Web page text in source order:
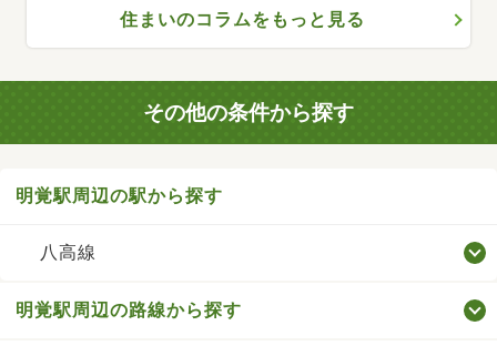
住まいのコラムをもっと見る
その他の条件から探す
明覚駅周辺の駅から探す
八高線
明覚駅周辺の路線から探す